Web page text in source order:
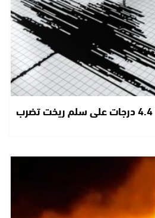
هزة أرضية بلغت قوتها 4.4 درجات على سلم ريخت تضرب